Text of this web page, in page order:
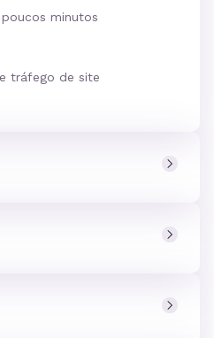
minutos
tráfego de site